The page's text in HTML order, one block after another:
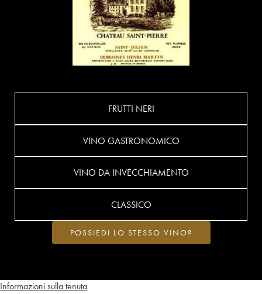
Informazioni sulla tenuta
FRUTTI NERI
VINO GASTRONOMICO
VINO DA INVECCHIAMENTO
CLASSICO
POSSIEDI LO STESSO VINO?